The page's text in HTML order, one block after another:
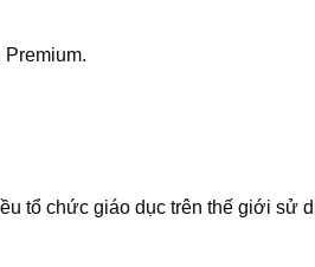
tổ chức giáo dục trên thế giới sử